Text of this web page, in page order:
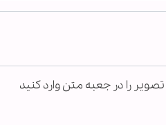
را در جعبه متن وارد کنید